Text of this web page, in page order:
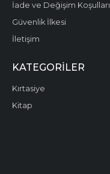
İade ve Değişim Koşulları
Güvenlik İlkesi
İletişim
KATEGORILER
Kırtasiye
Kitap